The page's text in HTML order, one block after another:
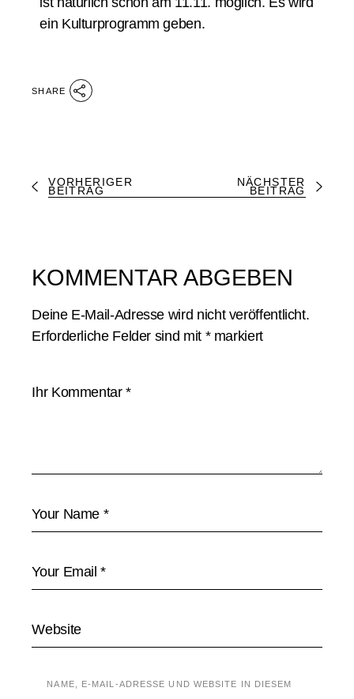
ein Kulturprogramm geben.
SHARE
VORHERIGER
BEITRAG
NÄCHSTER
BEITRAG
KOMMENTAR ABGEBEN
Deine E-Mail-Adresse wird nicht veröffentlicht.
Erforderliche Felder sind mit *markiert
NAME, E-MAIL-ADRESSE UND WEBSITE IN DIESEM